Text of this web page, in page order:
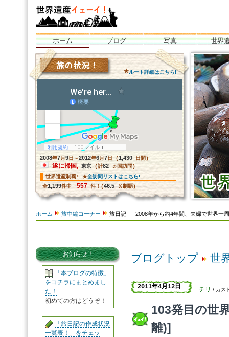
ホーム ブログ 写真 世界
★ルート詳細はこちら!
2008年7月 9日～2012年6月 7日 (1,430 日間)
遂に帰国, 東京 (計82 ヵ国訪問)
世界遺産制覇! ★全訪問リストはこちら!
全1,199件中 557 件！(46.5％制覇)
世界遺産イェーイ
全部見るぞ
グ！<br />写
ホーム 旅中編コーナー 旅日記 2008年から約4年間、夫婦で世界一周
お知らせ！
「本ブログの特徴」
をコチラにまとめまし
た！
初めての方はどうぞ！
「旅日記の作成状況
一覧表！」をチェッ
ブログトップ 世
2011年4月12日 チリ / カス
103発目の世
離)]